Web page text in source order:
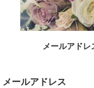
メールアド
メールアドレス